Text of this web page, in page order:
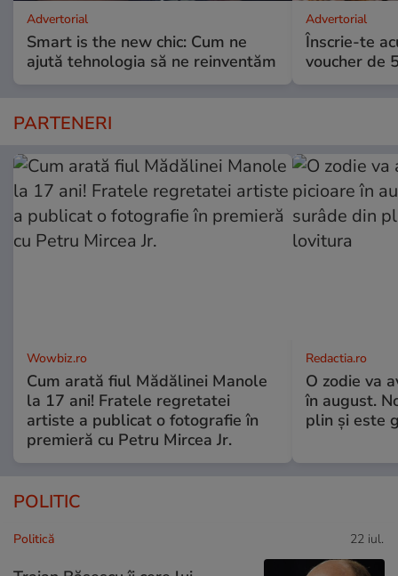
Advertorial
Smart is the new chic: Cum ne
ajută tehnologia să ne reinventăm
Advertorial
Înscrie-te
voucher de
PARTENERI
Wowbiz.ro
Cum arată fiul Mădălinei Manole
la 17 ani! Fratele regretatei
artiste a publicat o fotografie în
premieră cu Petru Mircea Jr.
Redactia.ro
O zodie va
în august.
plin și este
POLITIC
Politică 22 iul.